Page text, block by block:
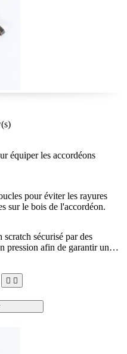
équiper les accordéons
pour éviter les rayures
sur le bois de l'accordéon.
sécurisé par des
pression afin de garantir une
 